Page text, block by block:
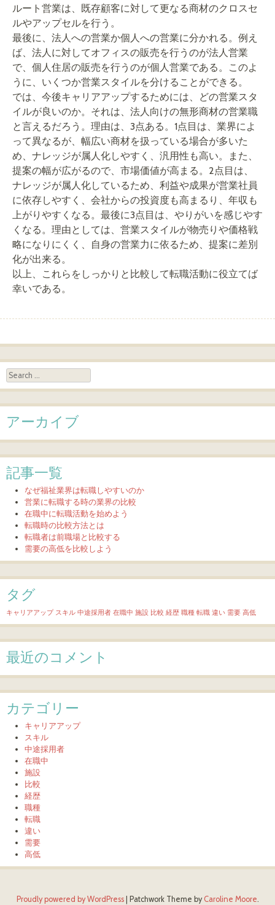
ルート営業は、既存顧客に対して更なる商材のクロスセ
ルやアップセルを行う。
最後に、法人への営業か個人への営業に分かれる。例え
ば、法人に対してオフィスの販売を行うのが法人営業
で、個人住居の販売を行うのが個人営業である。このよ
うに、いくつか営業スタイルを分けることができる。
では、今後キャリアアップするためには、どの営業スタ
イルが良いのか。それは、法人向けの無形商材の営業職
と言えるだろう。理由は、3点ある。1点目は、業界によ
って異なるが、幅広い商材を扱っている場合が多いた
め、ナレッジが属人化しやすく、汎用性も高い。また、
提案の幅が広がるので、市場価値が高まる。2点目は、
ナレッジが属人化しているため、利益や成果が営業社員
に依存しやすく、会社からの投資度も高まるり、年収も
上がりやすくなる。最後に3点目は、やりがいを感じやす
くなる。理由としては、営業スタイルが物売りや価格戦
略になりにくく、自身の営業力に依るため、提案に差別
化が出来る。
以上、これらをしっかりと比較して転職活動に役立てば
幸いである。
Post navigation
Search
アーカイブ
記事一覧
なぜ福祉業界は転職しやすいのか
営業に転職する時の業界の比較
在職中に転職活動を始めよう
転職時の比較方法とは
転職者は前職場と比較する
需要の高低を比較しよう
タグ
キャリアアップ スキル 中途採用者 在職中 施設 比較 経歴 職種 転職 違い 需要 高低
最近のコメント
カテゴリー
キャリアアップ
スキル
中途採用者
在職中
施設
比較
経歴
職種
転職
違い
需要
高低
Proudly powered by WordPress Patchwork Theme by Caroline Moore.